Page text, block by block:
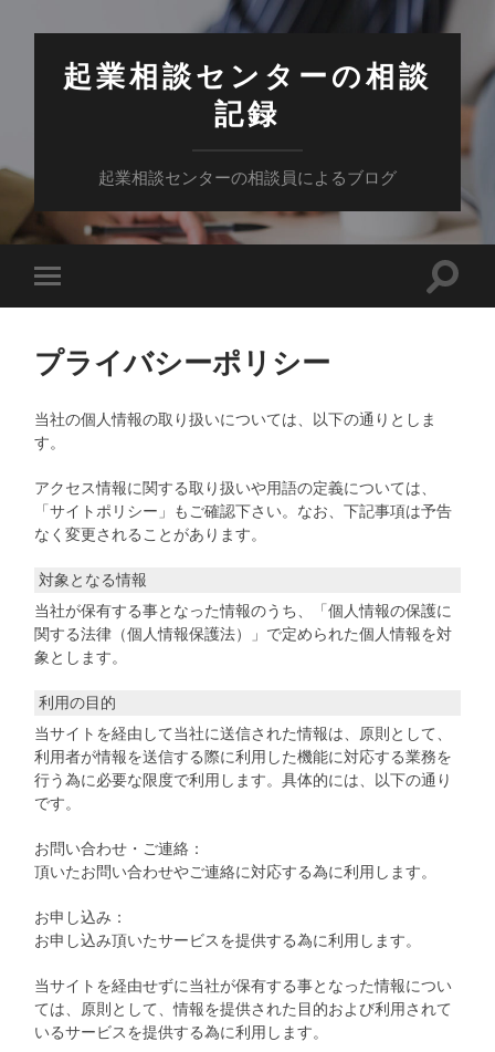
起業相談センターの相談
記録
起業相談センターの相談員によるブログ
モ
バ
ル
メ
ー
を
切
替
え
る
検
プライバシーポリシー
当社の個人情報の取り扱いについては、以下の通りとしま
す。
アクセス情報に関する取り扱いや用語の定義については、
「サイトポリシー」もご確認下さい。なお、下記事項は予告
なく変更されることがあります。
対象となる情報
当社が保有する事となった情報のうち、「個人情報の保護に
関する法律（個人情報保護法）」で定められた個人情報を対
象とします。
利用の目的
当サイトを経由して当社に送信された情報は、原則として、
利用者が情報を送信する際に利用した機能に対応する業務を
行う為に必要な限度で利用します。具体的には、以下の通り
です。
お問い合わせ・ご連絡：
頂いたお問い合わせやご連絡に対応する為に利用します。
お申し込み：
お申し込み頂いたサービスを提供する為に利用します。
当サイトを経由せずに当社が保有する事となった情報につい
ては、原則として、情報を提供された目的および利用されて
いるサービスを提供する為に利用します。